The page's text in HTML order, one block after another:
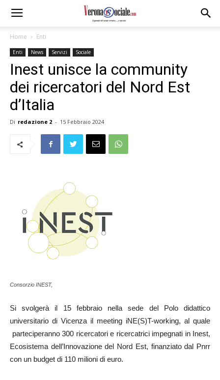
Home Enti
Enti News Servizi Sociale
Inest unisce la community
dei ricercatori del Nord Est
d’Italia
Di redazione 2 - 15 Febbraio 2024
Consorzio INEST,
Si svolgerà il 15 febbraio nella sede del Polo didattico
universitario di Vicenza il meeting iNE(S)T-working, al quale
parteciperanno 300 ricercatori e ricercatrici impegnati in Inest,
Ecosistema dell’Innovazione del Nord Est, finanziato dal Pnrr
con un budget di 110 milioni di euro.